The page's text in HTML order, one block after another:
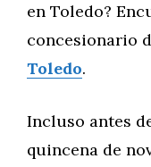
en Toledo?
concesionario
Toledo.
Incluso antes
quincena de